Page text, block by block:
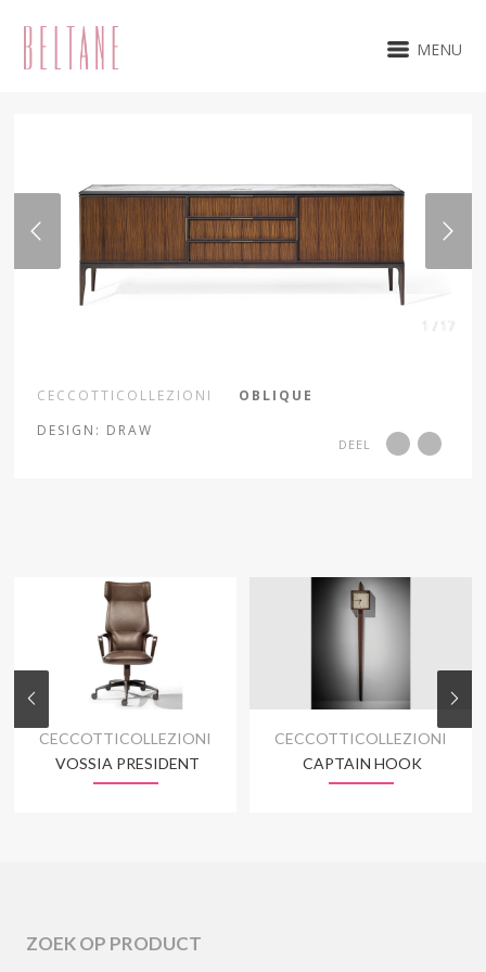
MENU
1 / 17
CECCOTTICOLLEZIONI
OBLIQUE
DESIGN: DRAW
DEEL
CECCOTTICOLLEZIONI
VOSSIA PRESIDENT
CECCOTTICOLLEZIONI
CAPTAIN HOOK
ZOEK OP PRODUCT